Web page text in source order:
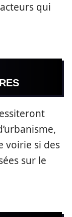
qui
voirie si des
sur le